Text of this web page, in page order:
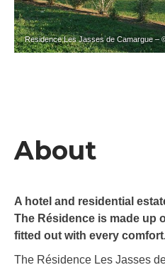
Residence Les Jasses de Camargue –
About
A hotel and residential
The Résidence is made up
fitted out with every
The Résidence Les Jasses